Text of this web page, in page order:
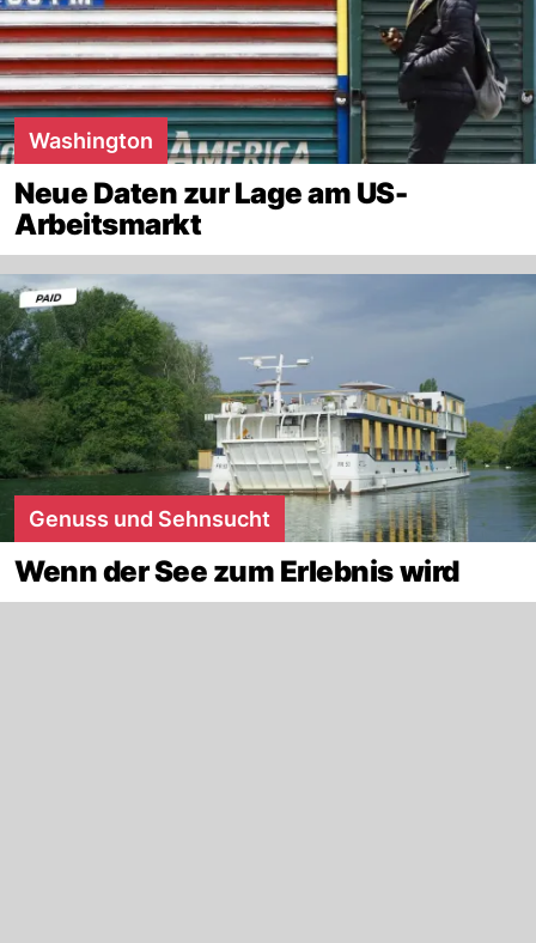
Washington
Neue Daten zur Lage am US-
Arbeitsmarkt
Genuss und Sehnsucht
Wenn der See zum Erlebnis wird